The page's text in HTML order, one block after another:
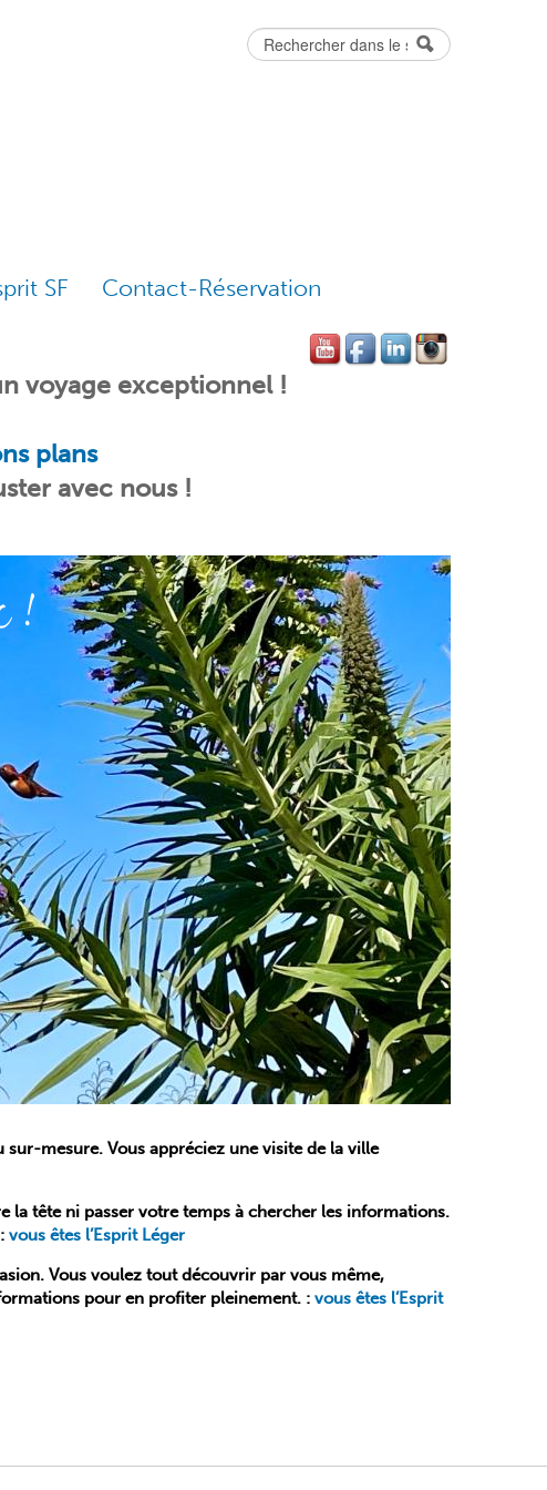
Rechercher
SF Contact-Réservation
voyage exceptionnel !
plans
avec nous !
!
mesure. Vous appréciez une visite de la ville
la tête ni passer votre temps à chercher les informations.
vous êtes l’Esprit Léger
Vous voulez tout découvrir par vous même,
pour en profiter pleinement. : vous êtes l’Esprit